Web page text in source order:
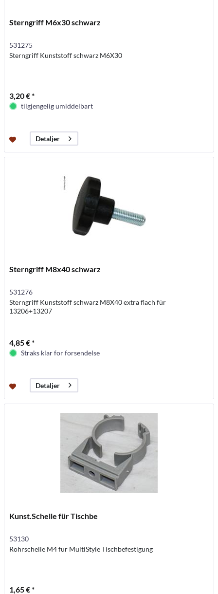
Sterngriff M6x30 schwarz
531275
Sterngriff Kunststoff schwarz M6X30
3,20 € *
tilgjengelig umiddelbart
Detaljer
Sterngriff M8x40 schwarz
531276
Sterngriff Kunststoff schwarz M8X40 extra flach für
13206+13207
4,85 € *
Straks klar for forsendelse
Detaljer
Kunst.Schelle für Tischbe
53130
Rohrschelle M4 für MultiStyle Tischbefestigung
1,65 € *